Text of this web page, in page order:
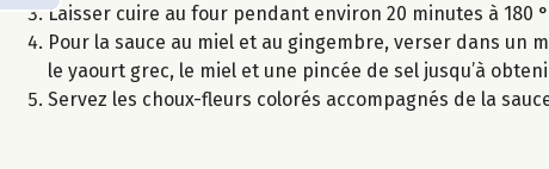
Laisser cuire au four pendant environ 20 minutes à 180
Pour la sauce au miel et au gingembre, verser dans un
le yaourt grec, le miel et une pincée de sel jusqu’à
Servez les choux-fleurs colorés accompagnés de la